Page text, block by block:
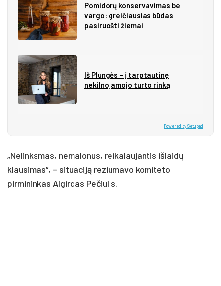
Pomidorų konservavimas be
vargo: greičiausias būdas
pasiruošti žiemai
Iš Plungės – į tarptautinę
nekilnojamojo turto rinką
Powered by Setupad
„Nelinksmas, nemalonus, reikalaujantis išlaidų
klausimas“, – situaciją reziumavo komiteto
pirmininkas Algirdas Pečiulis.